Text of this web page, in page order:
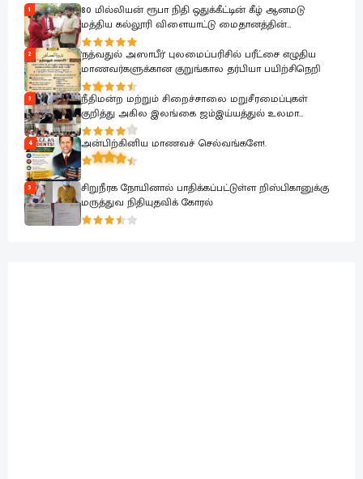
1
80 மில்லியன் ரூபா நிதி ஒதுக்கீட்டின் கீழ் ஆனமடு
மத்திய கல்லூரி விளையாட்டு மைதானத்தின்
அபிவிருத்தி பணிகள் ஆரம்பம்.
2
'நத்வதுல் அஸாபீர்' புலமைப்பரிசில் பரீட்சை எழுதிய
மாணவர்களுக்கான குறுங்கால தர்பியா பயிற்சிநெறி
3
நீதிமன்ற மற்றும் சிறைச்சாலை மறுசீரமைப்புகள்
குறித்து அகில இலங்கை ஜம்இய்யத்துல் உலமா
சபைக்கு தெளிவுபடுத்தும் நிகழ்வு
4 அன்பிற்கினிய மாணவச் செல்வங்களே!.
5
சிறுநீரக நோயினால் பாதிக்கப்பட்டுள்ள றிஸ்பிகானுக்கு
மருத்துவ நிதியுதவிக் கோரல்